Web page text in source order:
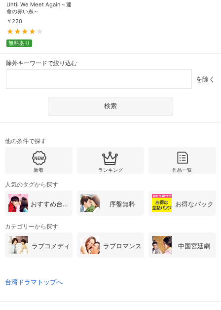
Until We Meet Again～運
命の赤い糸～
￥ 220
無料あり
除外キーワードで絞り込む
を除く
他の条件で探す
新着 ランキング 作品一覧
人気のタグから探す
おすすめ台湾・中国ドラマ 序盤無料 お得なパック
カテゴリーから探す
ラブコメディ ラブロマンス 中国宮廷劇
台湾ドラマトップへ